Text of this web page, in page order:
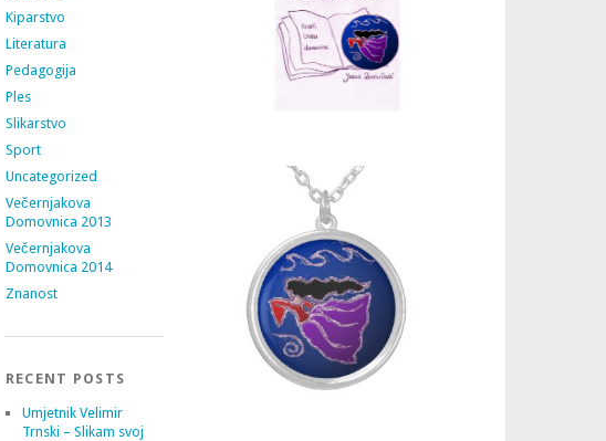
Kiparstvo
Literatura
Pedagogija
Ples
Slikarstvo
Sport
Uncategorized
Večernjakova
Domovnica 2013
Večernjakova
Domovnica 2014
Znanost
RECENT POSTS
Umjetnik Velimir
Trnski – Slikam svoj